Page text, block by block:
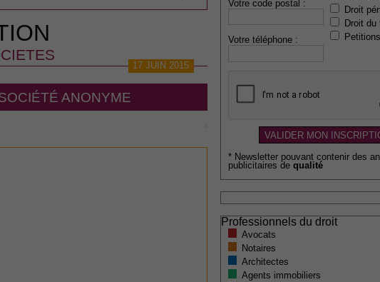
17 JUIN 2015
ANONYME
Votre code postal :
Votre téléphone :
Droit
Droit du
Petitions
* Newsletter pouvant contenir des
publicitaires de qualité
Professionnels du droit
Avocats
Notaires
Architectes
Agents immobiliers